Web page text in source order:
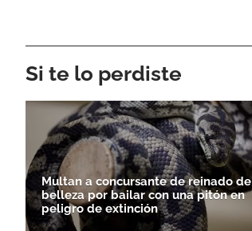
Si te lo perdiste
Multan a concursante de reinado de
belleza por bailar con una pitón en
peligro de extinción